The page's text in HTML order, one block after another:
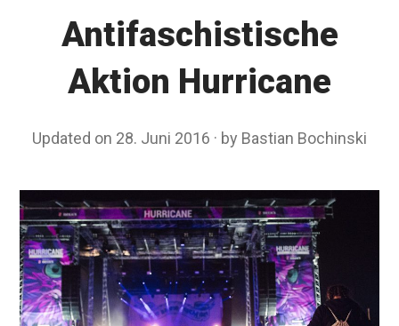
Antifaschistische
Aktion Hurricane
Updated on 28. Juni 2016 2
J
u
n
i
2
0
1
6
by Bastian Bochinski